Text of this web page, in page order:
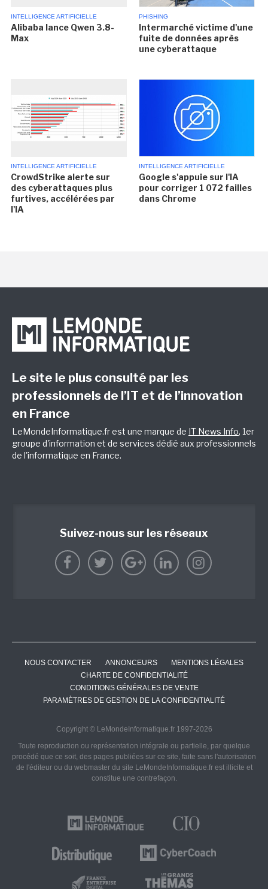
INTELLIGENCE ARTIFICIELLE
Alibaba lance Qwen 3.8-
Max
PHISHING
Intermarché victime d'une
fuite de données après
une cyberattaque
INTELLIGENCE ARTIFICIELLE
CrowdStrike alerte sur
des cyberattaques plus
furtives, accélérées par
l'IA
INTELLIGENCE ARTIFICIELLE
Google s'appuie sur l'IA
pour corriger 1 072 failles
dans Chrome
Le site le plus consulté par les
professionnels de l’IT et de l’innovation
en France
LeMondeInformatique.fr est une marque de IT News Info, 1er
groupe d'information et de services dédié aux professionnels
de l'informatique en France.
Suivez-nous sur les réseaux
NOUS CONTACTER ANNONCEURS
MENTIONS LÉGALES
CHARTE DE CONFIDENTIALITÉ
CONDITIONS GÉNÉRALES DE VENTE
PARAMÈTRES DE GESTION DE LA CONFIDENTIALITÉ
Copyright © LeMondeInformatique.fr 1997-2026
Toute reproduction ou représentation intégrale ou partielle, par quelque
procédé que ce soit, des pages publiées sur ce site, faite sans l'autorisation
de l'éditeur ou du webmaster du site LeMondeInformatique.fr est illicite et
constitue une contrefaçon.